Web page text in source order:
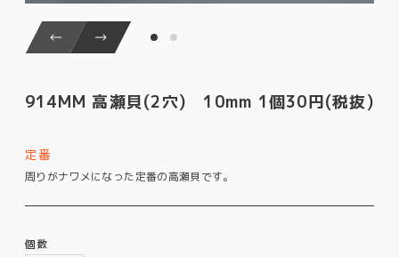
914MM 高瀬貝(2穴) 10mm 1個30円(税抜)
定番
周りがナワメになった定番の高瀬貝です。
個数